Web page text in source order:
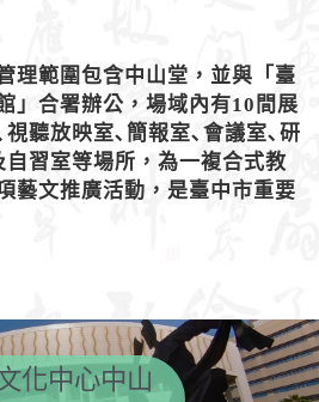
理範圍包含中山堂，並與「臺
」合署辦公，場域內有10間展
聽放映室､簡報室､會議室､研
習室等場所，為一複合式教
藝文推廣活動，是臺中市重要
化中心中山